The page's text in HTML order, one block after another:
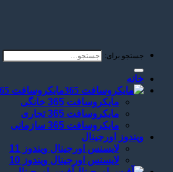
جستجو برای:
خانه
مایکروسافت 365
مایکروسافت 365 خانگی
مایکروسافت 365 تجاری
مایکروسافت 365 سازمانی
ویندوز اورجینال
لایسنس اورجینال ویندوز 11
لایسنس اورجینال ویندوز 10